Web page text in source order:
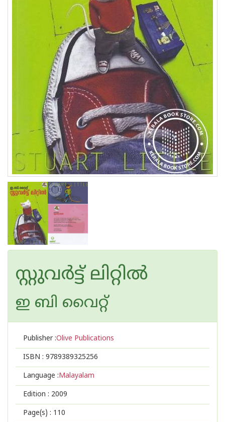
സ്റ്റുവര്‍ട്ട് ലിറ്റില്‍
ഇ ബി വൈറ്റ്
Publisher :Olive Publications
ISBN : 9789389325256
Language :Malayalam
Edition : 2009
Page(s) : 110